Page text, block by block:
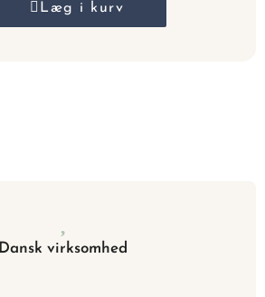
Læg i kurv
Dansk virksomhed